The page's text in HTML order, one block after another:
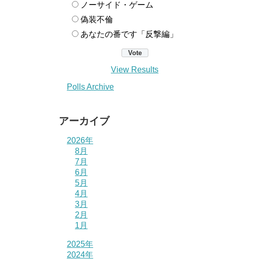
ノーサイド・ゲーム
偽装不倫
あなたの番です「反撃編」
View Results
Polls Archive
アーカイブ
2026年
8月
7月
6月
5月
4月
3月
2月
1月
2025年
2024年